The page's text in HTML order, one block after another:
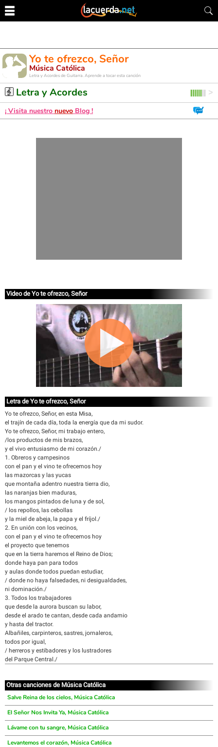
Yo te ofrezco, Señor
Música Católica
Letra y Acordes de Guitarra. Aprende a tocar esta canción
Letra y Acordes
¡ Visita nuestro nuevo Blog !
Video de Yo te ofrezco, Señor
Letra de Yo te ofrezco, Señor
Yo te ofrezco, Señor, en esta Misa,
el trajín de cada día, toda la energía que da mi sudor.
Yo te ofrezco, Señor, mi trabajo entero,
/los productos de mis brazos,
y el vivo entusiasmo de mi corazón./
1. Obreros y campesinos
con el pan y el vino te ofrecemos hoy
las mazorcas y las yucas
que montaña adentro nuestra tierra dio,
las naranjas bien maduras,
los mangos pintados de luna y de sol,
/ los repollos, las cebollas
y la miel de abeja, la papa y el fríjol./
2. En unión con los vecinos,
con el pan y el vino te ofrecemos hoy
el proyecto que tenemos
que en la tierra haremos el Reino de Dios;
donde haya pan para todos
y aulas donde todos puedan estudiar,
/ donde no haya falsedades, ni desigualdades,
ni dominación./
3. Todos los trabajadores
que desde la aurora buscan su labor,
desde el arado te cantan, desde cada andamio
y hasta del tractor.
Albañiles, carpinteros, sastres, jornaleros,
todos por igual,
/ herreros y estibadores y los lustradores
del Parque Central./
Otras canciones de Música Católica
Salve Reina de los cielos, Música Católica
El Señor Nos Invita Ya, Música Católica
Lávame con tu sangre, Música Católica
Levantemos el corazón, Música Católica